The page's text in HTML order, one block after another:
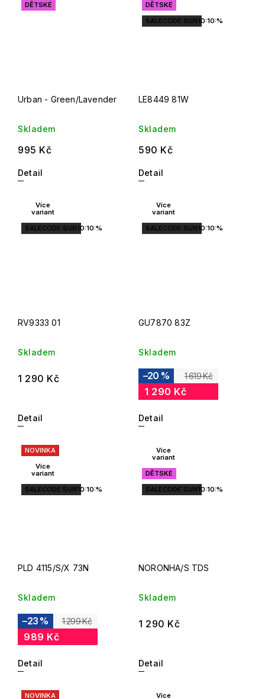
DĚTSKÉ
Urban - Green/Lavender
Skladem
995 Kč
Detail
DĚTSKÉ
SALECODE:SUN10:10:%
LE8449 81W
Skladem
590 Kč
Detail
Více
variant
SALECODE:SUN10:10:%
RV9333 01
Skladem
1 290 Kč
Detail
Více
variant
SALECODE:SUN10:10:%
GU7870 83Z
Skladem
1 619 Kč
–20 %
1 290 Kč
Detail
NOVINKA
Více
variant
SALECODE:SUN10:10:%
PLD 4115/S/X 73N
Skladem
1 299 Kč
–23 %
989 Kč
Detail
Více
variant
DĚTSKÉ
SALECODE:SUN10:10:%
NORONHA/S TDS
Skladem
1 290 Kč
Detail
NOVINKA
Více